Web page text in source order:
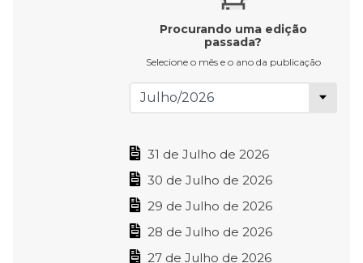
Procurando uma edição
passada?
Selecione o mês e o ano da publicação
31 de Julho de 2026
30 de Julho de 2026
29 de Julho de 2026
28 de Julho de 2026
27 de Julho de 2026